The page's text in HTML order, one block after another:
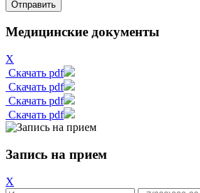
Медицинские документы
X
Скачать pdf
Скачать pdf
Скачать pdf
Скачать pdf
Запись на прием
X